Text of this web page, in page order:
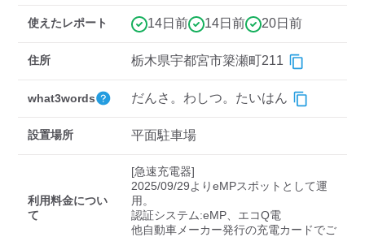
示
充電器の出力
中速-20kW-以上 急速-44kW-以上
車種
使えたレポート 14日前 14日前 20日前
住所 栃木県宇都宮市簗瀬町211
what3words だんさ。わしつ。たいはん
設置場所 平面駐車場
利用料金につい
て
[急速充電器]
2025/09/29よりeMPスポットとして運
用。
認証システム:eMP、エコQ電
他自動車メーカー発行の充電カードでご